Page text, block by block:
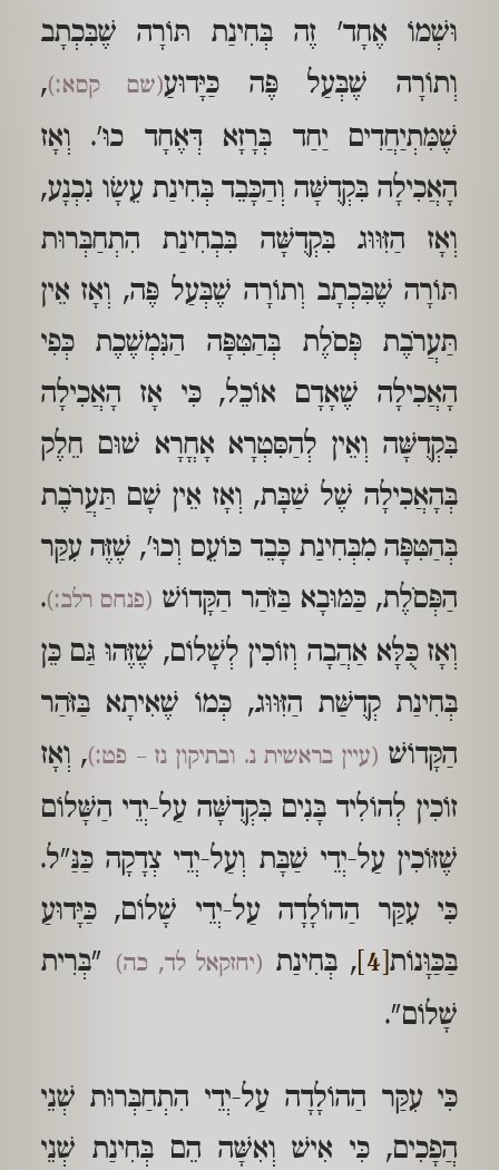
וּשְׁמוֹ אֶחָד' זֶה בְּחִינַת תּוֹרָה שֶׁבִּכְתָב
וְתוֹרָה שֶׁבְּעַל פֶּה כַּיָּדוּעַ(שם קסא:),
שֶׁמִּתְיַחֲדִים יַחַד בְּרָזָא דְּאֶחָד כוּ'. וְאָז
הָאֲכִילָה בִּקְדֻשָּׁה וְהַכָּבֵד בְּחִינַת עֵשָׂו נִכְנָע,
וְאָז הַזִּוּוּג בִּקְדֻשָּׁה בִּבְחִינַת הִתְחַבְּרוּת
תּוֹרָה שֶׁבִּכְתָב וְתוֹרָה שֶׁבְּעַל פֶּה, וְאָז אֵין
תַּעֲרֹבֶת פְּסֹלֶת בְּהַטִּפָּה הַנִּמְשֶׁכֶת כְּפִי
הָאֲכִילָה שֶׁאָדָם אוֹכֵל, כִּי אָז הָאֲכִילָה
בִּקְדֻשָּׁה וְאֵין לְהַסִּטְרָא אָחֳרָא שׁוּם חֵלֶק
בְּהָאֲכִילָה שֶׁל שַׁבָּת, וְאָז אֵין שָׁם תַּעֲרֹבֶת
בְּהַטִּפָּה מִבְּחִינַת כָּבֵד כּוֹעֵס וְכוּ', שֶׁזֶּה עִקַּר
הַפְּסֹלֶת, כַּמּוּבָא בַּזֹּהַר הַקָּדוֹשׁ (פנחס רלב:).
וְאָז כֻּלָּא אַהֲבָה וְזוֹכִין לְשָׁלוֹם, שֶׁזֶּהוּ גַּם כֵּן
בְּחִינַת קְדֻשַּׁת הַזִּוּוּג, כְּמוֹ שֶׁאִיתָא בַּזֹּהַר
הַקָּדוֹשׁ (עיין בראשית נ. ובתיקון נז – פט:), וְאָז
זוֹכִין לְהוֹלִיד בָּנִים בִּקְדֻשָּׁה עַל-יְדֵי הַשָּׁלוֹם
שֶׁזּוֹכִין עַל-יְדֵי שַׁבָּת וְעַל-יְדֵי צְדָקָה כַּנַּ"ל.
כִּי עִקַּר הַהוֹלָדָה עַל-יְדֵי שָׁלוֹם, כַּיָּדוּעַ
בַּכַּוָּנוֹת[4] , בְּחִינַת (יחזקאל לד, כה) "בְּרִית
שָׁלוֹם".
כִּי עִקַּר הַהוֹלָדָה עַל-יְדֵי הִתְחַבְּרוּת שְׁנֵי
הֲפָכִים, כִּי אִישׁ וְאִשָּׁה הֵם בְּחִינַת שְׁנֵי